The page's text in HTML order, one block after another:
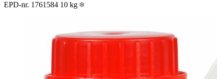
EPD-nr. 1761584 10 kg